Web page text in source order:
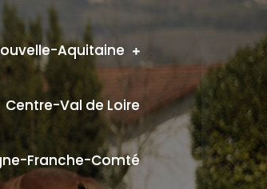
Aquitaine
Centre-Val de Loire
Franche-Comté